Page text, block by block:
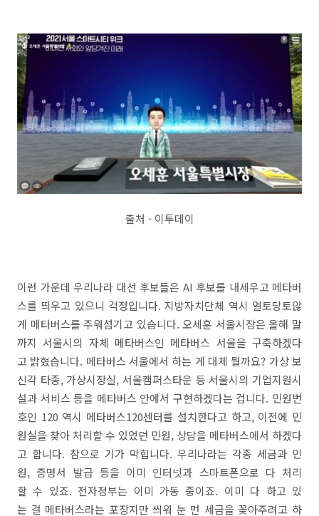
출처 - 이투데이
이런 가운데 우리나라 대선 후보들은 AI 후보를 내세우고 메타버
스를 띄우고 있으니 걱정입니다. 지방자치단체 역시 얼토당토않
게 메타버스를 주워섬기고 있습니다. 오세훈 서울시장은 올해 말
까지 서울시의 자체 메타버스인 메타버스 서울을 구축하겠다
고 밝혔습니다. 메타버스 서울에서 하는 게 대체 뭘까요? 가상 보
신각 타종, 가상시장실, 서울캠퍼스타운 등 서울시의 기업지원시
설과 서비스 등을 메타버스 안에서 구현하겠다는 겁니다. 민원번
호인 120 역시 메타버스120센터를 설치한다고 하고, 이전에 민
원실을 찾아 처리할 수 있었던 민원, 상담을 메타버스에서 하겠다
고 합니다. 참으로 기가 막힙니다. 우리나라는 각종 세금과 민
원, 증명서 발급 등을 이미 인터넷과 스마트폰으로 다 처리
할 수 있죠. 전자정부는 이미 가동 중이죠. 이미 다 하고 있
는 걸 메타버스라는 포장지만 씌워 눈 먼 세금을 꽂아주려고 하